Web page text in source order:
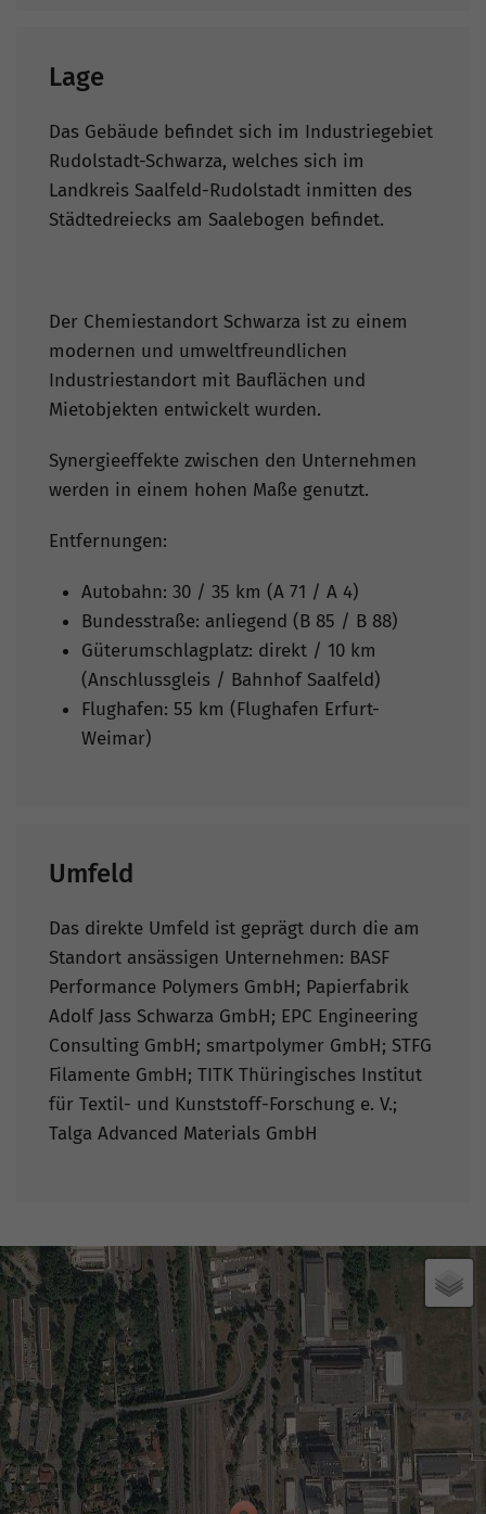
Lage
Das Gebäude befindet sich im Industriegebiet
Rudolstadt-Schwarza, welches sich im
Landkreis Saalfeld-Rudolstadt inmitten des
Städtedreiecks am Saalebogen befindet.
Der Chemiestandort Schwarza ist zu einem
modernen und umweltfreundlichen
Industriestandort mit Bauflächen und
Mietobjekten entwickelt wurden.
Synergieeffekte zwischen den Unternehmen
werden in einem hohen Maße genutzt.
Entfernungen:
Autobahn: 30 / 35 km (A 71 / A 4)
Bundesstraße: anliegend (B 85 / B 88)
Güterumschlagplatz: direkt / 10 km
(Anschlussgleis / Bahnhof Saalfeld)
Flughafen: 55 km (Flughafen Erfurt-
Weimar)
Umfeld
Das direkte Umfeld ist geprägt durch die am
Standort ansässigen Unternehmen: BASF
Performance Polymers GmbH; Papierfabrik
Adolf Jass Schwarza GmbH; EPC Engineering
Consulting GmbH; smartpolymer GmbH; STFG
Filamente GmbH; TITK Thüringisches Institut
für Textil- und Kunststoff-Forschung e. V.;
Talga Advanced Materials GmbH